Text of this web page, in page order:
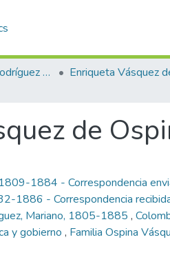
Mariano Ospina Rodríguez (1826 -1912)
de
1884 - Correspondencia
1886 - Correspondencia
Mariano, 1805-1885 ,
y gobierno , Familia Ospina